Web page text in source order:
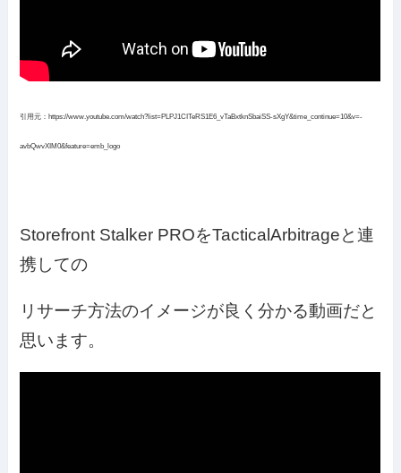
引用元：https://www.youtube.com/watch?list=PLPJ1CITeRS1E6_vTaBxtknSbaiSS-sXgY&time_continue=10&v=-
avbQwvXIM0&feature=emb_logo
Storefront Stalker PROをTacticalArbitrageと連
携しての
リサーチ方法のイメージが良く分かる動画だと
思います。